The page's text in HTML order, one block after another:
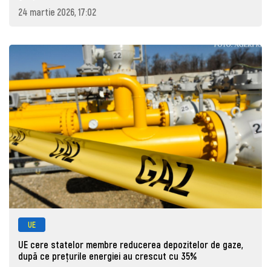
24 martie 2026, 17:02
UE
UE cere statelor membre reducerea depozitelor de gaze,
după ce prețurile energiei au crescut cu 35%